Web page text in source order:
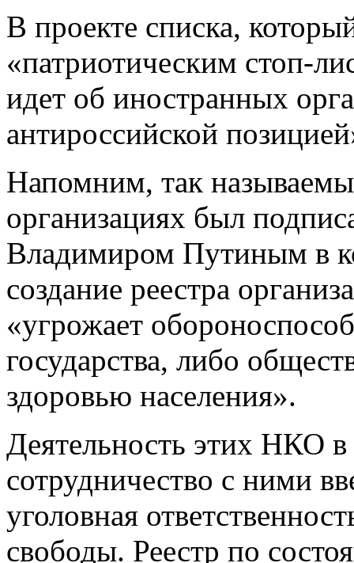
В проекте списка,
«патриотическим стоп-
идет об иностранных
антироссийской
Напомним, так
организациях был
Владимиром Путиным в
создание реестра
«угрожает
государства, либо
здоровью населения».
Деятельность этих НКО в
сотрудничество с ними
уголовная
свободы. Реестр по